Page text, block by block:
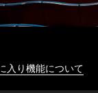
入り機能について